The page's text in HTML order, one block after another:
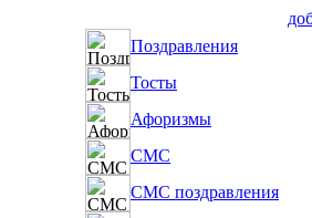
Поздравления
Тосты
Афоризмы
СМС
СМС поздравления